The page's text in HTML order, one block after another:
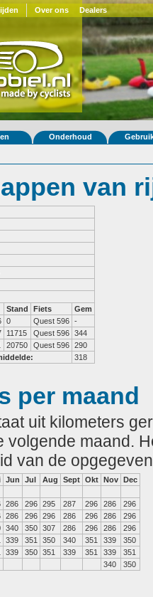
Over ons Dealers
Onderhoud
van
Stand Fiets
Gem
0 Quest 596 -
11715 Quest 596 344
20750 Quest 596 290
318
per maand
uit kilometers
volgende maand.
van de
Jun Jul Aug Sept Okt Nov Dec
286 296 295 287 296 286
296
286 296 296 286 296 286
296
340 350 307 286 296 286
296
339 351 350 340 351 339
350
339 350 351 339 351 339
351
340 350